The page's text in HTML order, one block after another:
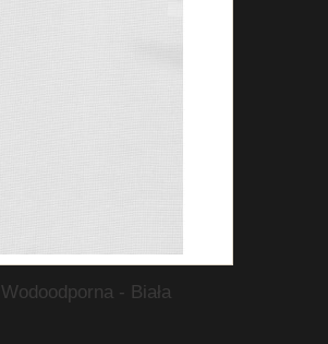
Wodoodporna - Biała